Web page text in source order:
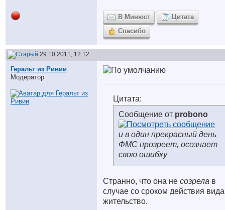
В Минюст
Цитата
Спасибо
29.10.2011, 12:12
Геральт из Ривии
Модератор
Цитата:
Сообщение от probono
и в один прекрасный день
ФМС прозреет, осознает
свою ошибку
Странно, что она не созрела в
случае со сроком действия
жительство.